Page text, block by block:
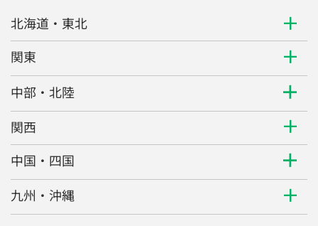
北海道・東北
関東
中部・北陸
関西
中国・四国
九州・沖縄